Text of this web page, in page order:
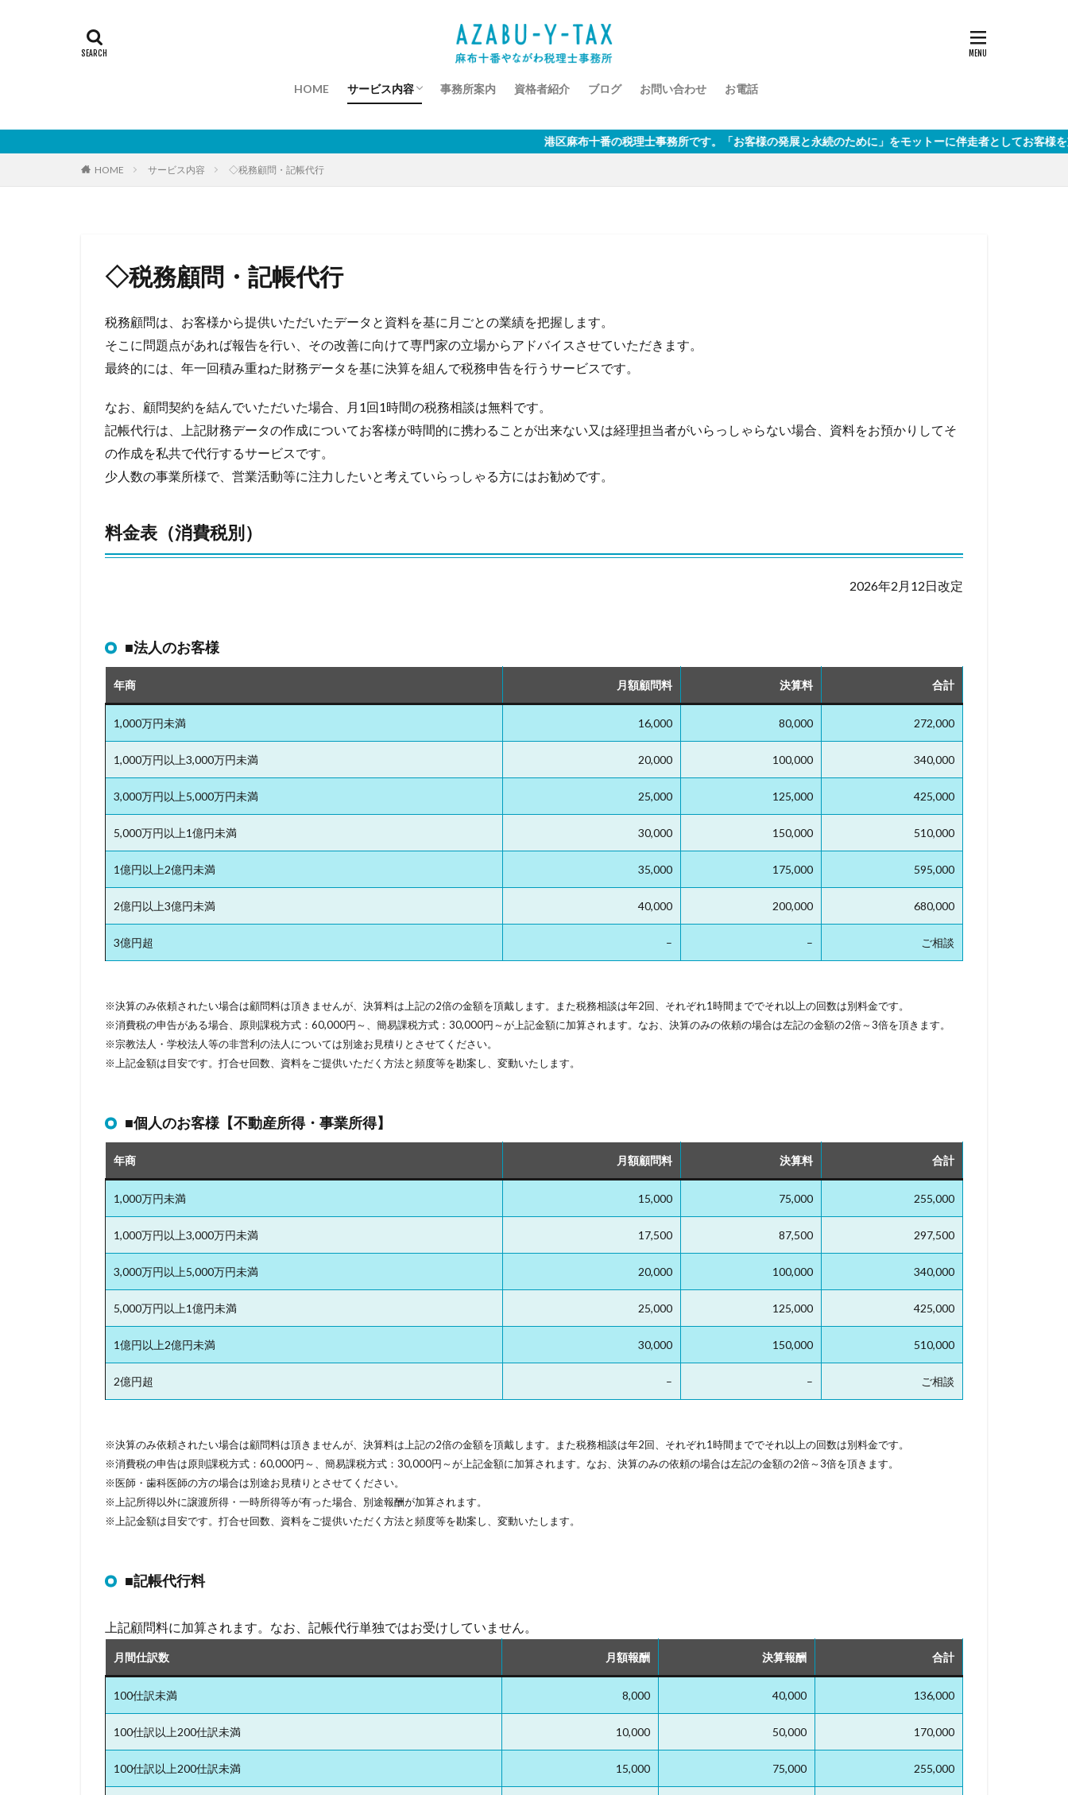
HOME サービス内容 事務所案内 資格者紹介 ブログ お問い合わせ お電話
港区麻布十番の税理士事務所です。「お客様の発展と永続のために」をモットーに伴走者としてお客様を支えます。お問
HOME サービス内容 ◇税務顧問・記帳代行
◇税務顧問・記帳代行
税務顧問は、お客様から提供いただいたデータと資料を基に月ごとの業績を把握します。
そこに問題点があれば報告を行い、その改善に向けて専門家の立場からアドバイスさせていただきます。
最終的には、年一回積み重ねた財務データを基に決算を組んで税務申告を行うサービスです。
なお、顧問契約を結んでいただいた場合、月1回1時間の税務相談は無料です。
記帳代行は、上記財務データの作成についてお客様が時間的に携わることが出来ない又は経理担当者がいらっしゃらない場合、資料をお預かりしてそ
の作成を私共で代行するサービスです。
少人数の事業所様で、営業活動等に注力したいと考えていらっしゃる方にはお勧めです。
料金表（消費税別）
2026年2月12日改定
■法人のお客様
年商 月額顧問料 決算料 合計
1,000万円未満 16,000 80,000 272,000
1,000万円以上3,000万円未満 20,000 100,000 340,000
3,000万円以上5,000万円未満 25,000 125,000 425,000
5,000万円以上1億円未満 30,000 150,000 510,000
1億円以上2億円未満 35,000 175,000 595,000
2億円以上3億円未満 40,000 200,000 680,000
3億円超 – – ご相談
※決算のみ依頼されたい場合は顧問料は頂きませんが、決算料は上記の2倍の金額を頂戴します。また税務相談は年2回、それぞれ1時間まででそれ以上の回数は別料金です。
※消費税の申告がある場合、原則課税方式：60,000円～、簡易課税方式：30,000円～が上記金額に加算されます。なお、決算のみの依頼の場合は左記の金額の2倍～3倍を頂きます。
※宗教法人・学校法人等の非営利の法人については別途お見積りとさせてください。
※上記金額は目安です。打合せ回数、資料をご提供いただく方法と頻度等を勘案し、変動いたします。
■個人のお客様【不動産所得・事業所得】
年商 月額顧問料 決算料 合計
1,000万円未満 15,000 75,000 255,000
1,000万円以上3,000万円未満 17,500 87,500 297,500
3,000万円以上5,000万円未満 20,000 100,000 340,000
5,000万円以上1億円未満 25,000 125,000 425,000
1億円以上2億円未満 30,000 150,000 510,000
2億円超 – – ご相談
※決算のみ依頼されたい場合は顧問料は頂きませんが、決算料は上記の2倍の金額を頂戴します。また税務相談は年2回、それぞれ1時間まででそれ以上の回数は別料金です。
※消費税の申告は原則課税方式：60,000円～、簡易課税方式：30,000円～が上記金額に加算されます。なお、決算のみの依頼の場合は左記の金額の2倍～3倍を頂きます。
※医師・歯科医師の方の場合は別途お見積りとさせてください。
※上記所得以外に譲渡所得・一時所得等が有った場合、別途報酬が加算されます。
※上記金額は目安です。打合せ回数、資料をご提供いただく方法と頻度等を勘案し、変動いたします。
■記帳代行料
上記顧問料に加算されます。なお、記帳代行単独ではお受けしていません。
月間仕訳数 月額報酬 決算報酬 合計
100仕訳未満 8,000 40,000 136,000
100仕訳以上200仕訳未満 10,000 50,000 170,000
100仕訳以上200仕訳未満 15,000 75,000 255,000